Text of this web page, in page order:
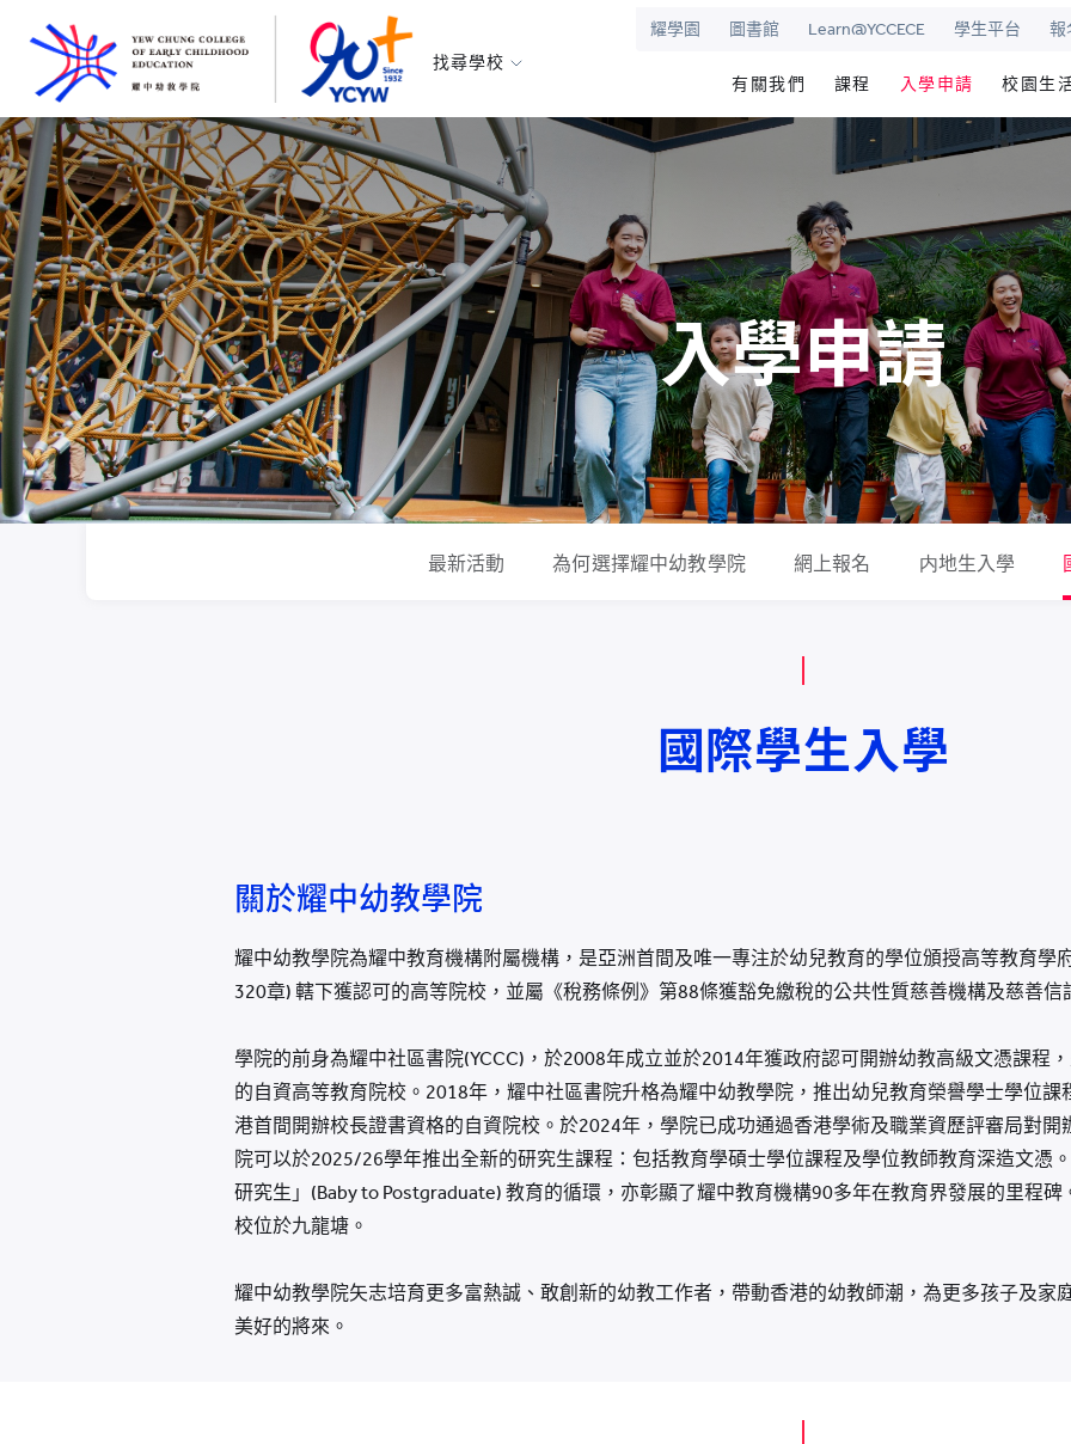
找尋學校
所有耀中耀華學校
耀學園 圖書館 Learn@YCCECE 學生平台 報
有關我們
耀中
願景和使命
學院管治
領導團隊
傑出人士
職位空缺
聯絡我們
課程
文憑/高級文憑/副學士/學
持續專業進修教育
耀中耀華明師計劃
獎學金及助學金
報名網站
入學申請
最新活動
網上報名
内地生入學
國際學生入學
報名
查
校園生
圖
學
學
學
準
學
入學申請
最新活動 為何選擇耀中幼教學院 網上報名 内地生入學
國際學生入學
關於耀中幼教學院
耀中幼教學院為耀中教育機構附屬機構，是亞洲首間及唯一專注於幼兒教育的學位頒授高等教育學
320章) 轄下獲認可的高等院校，並屬《稅務條例》第88條獲豁免繳稅的公共性質慈善機構及慈善信
學院的前身為耀中社區書院(YCCC)，於2008年成立並於2014年獲政府認可開辦幼教高級文憑課程
的自資高等教育院校。2018年，耀中社區書院升格為耀中幼教學院，推出幼兒教育榮譽學士學位課
港首間開辦校長證書資格的自資院校。於2024年，學院已成功通過香港學術及職業資歷評審局對
院可以於2025/26學年推出全新的研究生課程：包括教育學碩士學位課程及學位教師教育深造文憑
研究生」(Baby to Postgraduate) 教育的循環，亦彰顯了耀中教育機構90多年在教育界發展的里程
校位於九龍塘。
耀中幼教學院矢志培育更多富熱誠、敢創新的幼教工作者，帶動香港的幼教師潮，為更多孩子及家
美好的將來。